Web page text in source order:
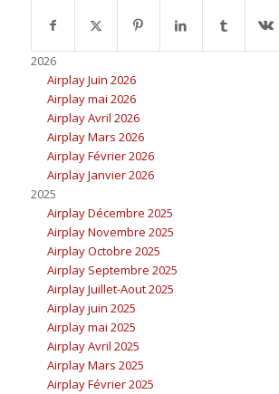
2026
Airplay Juin 2026
Airplay mai 2026
Airplay Avril 2026
Airplay Mars 2026
Airplay Février 2026
Airplay Janvier 2026
2025
Airplay Décembre 2025
Airplay Novembre 2025
Airplay Octobre 2025
Airplay Septembre 2025
Airplay Juillet-Aout 2025
Airplay juin 2025
Airplay mai 2025
Airplay Avril 2025
Airplay Mars 2025
Airplay Février 2025